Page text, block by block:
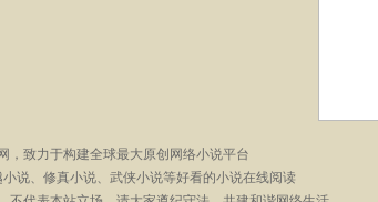
，致力于构建全球最大原创网络小说平台
说、修真小说、武侠小说等好看的小说在线阅读